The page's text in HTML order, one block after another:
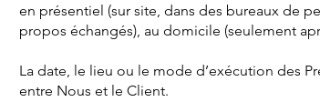
en présentiel (sur site, dans des bureaux de
propos échangés), au domicile (seulement
La date, le lieu ou le mode d’exécution des
entre Nous et le Client.